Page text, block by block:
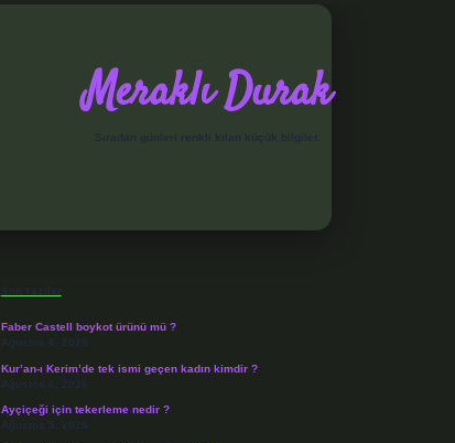
Meraklı Durak
Son Yazılar
Faber Castell boykot ürünü mü ?
Ağustos 6, 2026
Kur’an-ı Kerim’de tek ismi geçen kadın kimdir ?
Ağustos 6, 2026
Ayçiçeği için tekerleme nedir ?
Ağustos 5, 2026